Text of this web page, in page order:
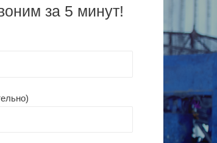
за 5 минут!